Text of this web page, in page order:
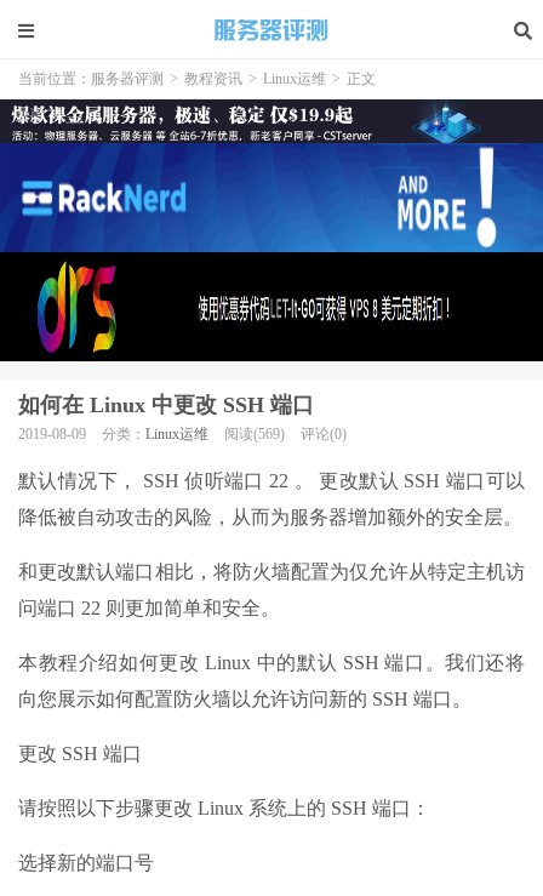
当前位置： 服务器评测 > 教程资讯 > Linux运维 > 正文
如何在 Linux 中更改 SSH 端口
2019-08-09 分类： Linux运维 阅读(569) 评论(0)
默认情况下， SSH 侦听端口 22 。 更改默认 SSH 端口可以
降低被自动攻击的风险，从而为服务器增加额外的安全层。
和更改默认端口相比，将防火墙配置为仅允许从特定主机访
问端口 22 则更加简单和安全。
本教程介绍如何更改 Linux 中的默认 SSH 端口。我们还将
向您展示如何配置防火墙以允许访问新的 SSH 端口。
更改 SSH 端口
请按照以下步骤更改 Linux 系统上的 SSH 端口：
选择新的端口号